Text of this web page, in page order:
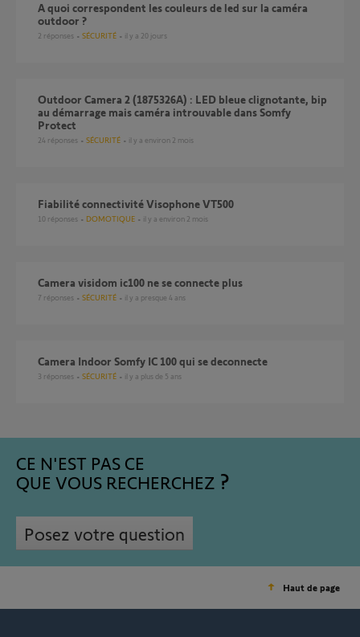
A quoi correspondent les couleurs de led sur la caméra
outdoor ?
2 réponses SÉCURITÉ il y a 20 jours
Outdoor Camera 2 (1875326A) : LED bleue clignotante, bip
au démarrage mais caméra introuvable dans Somfy
Protect
24 réponses SÉCURITÉ il y a environ 2 mois
Fiabilité connectivité Visophone VT500
10 réponses DOMOTIQUE il y a environ 2 mois
Camera visidom ic100 ne se connecte plus
7 réponses SÉCURITÉ il y a presque 4 ans
Camera Indoor Somfy IC 100 qui se deconnecte
3 réponses SÉCURITÉ il y a plus de 5 ans
CE N'EST PAS CE
QUE VOUS RECHERCHEZ
Posez votre question
Haut de page